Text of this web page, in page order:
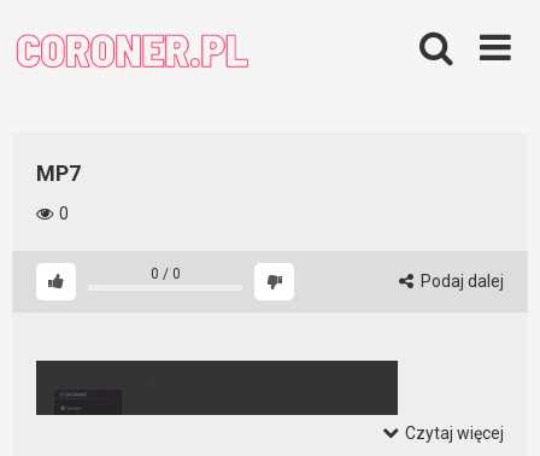
content
MP7
0
0 / 0 Podaj dalej
Czytaj więcej